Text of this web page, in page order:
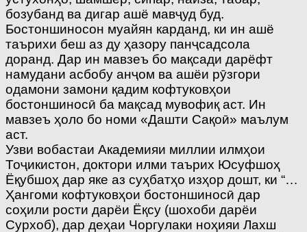
бозубанд ва дигар ашё мавҷуд буд.
Бостоншиносон муайян карданд, ки ин ашё
таърихи беш аз ду ҳазору панҷсадсола
доранд. Дар ин мавзеъ бо мақсади дарёфт
намудани асбобу анҷом ва ашёи рӯзгори
одамони замони қадим кофтуковҳои
бостоншиносӣ ба мақсад мувофиқ аст. Ин
мавзеъ ҳоло бо номи «Дашти Сақоӣ» маълум
аст.
Узви вобастаи Академияи миллии илмҳои
Тоҷикистон, доктори илми таърих Юсуфшоҳ
Ёқубшоҳ дар яке аз суҳбатҳо изҳор дошт, ки “…
Ҳангоми кофтуковҳои бостоншиносӣ дар
соҳили рости дарёи Ёқсу (шохоби дарёи
Сурхоб), дар деҳаи Чоргулаки ноҳияи Лахш